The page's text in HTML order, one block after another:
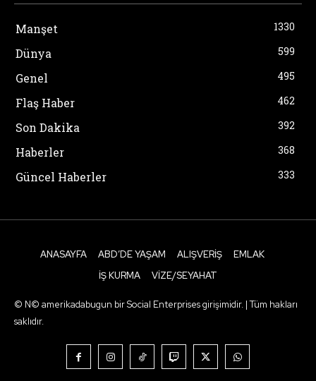
Manşet 1330
Dünya 599
Genel 495
Flaş Haber 462
Son Dakika 392
Haberler 368
Güncel Haberler 333
ANASAYFA ABD’DE YAŞAM ALIŞVERIŞ
EMLAK
İŞ KURMA
VIZE/SEYAHAT
© N© amerikadabugun bir Social Enterprises girişimidir. | Tüm hakları
saklıdır.